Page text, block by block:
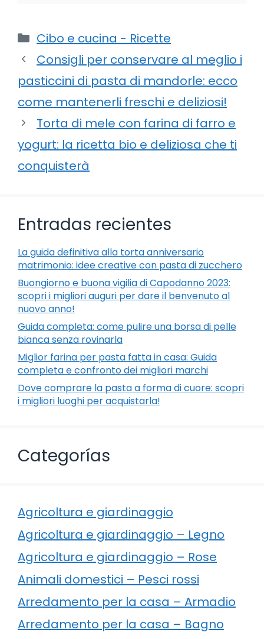
Categorie
Cibo e cucina - Ricette
Consigli per conservare al meglio i
pasticcini di pasta di mandorle: ecco
come mantenerli freschi e deliziosi!
Torta di mele con farina di farro e
yogurt: la ricetta bio e deliziosa che ti
conquisterà
Entradas recientes
La guida definitiva alla torta anniversario
matrimonio: idee creative con pasta di zucchero
Buongiorno e buona vigilia di Capodanno 2023:
scopri i migliori auguri per dare il benvenuto al
nuovo anno!
Guida completa: come pulire una borsa di pelle
bianca senza rovinarla
Miglior farina per pasta fatta in casa: Guida
completa e confronto dei migliori marchi
Dove comprare la pasta a forma di cuore: scopri
i migliori luoghi per acquistarla!
Categorías
Agricoltura e giardinaggio
Agricoltura e giardinaggio – Legno
Agricoltura e giardinaggio – Rose
Animali domestici – Pesci rossi
Arredamento per la casa – Armadio
Arredamento per la casa – Bagno